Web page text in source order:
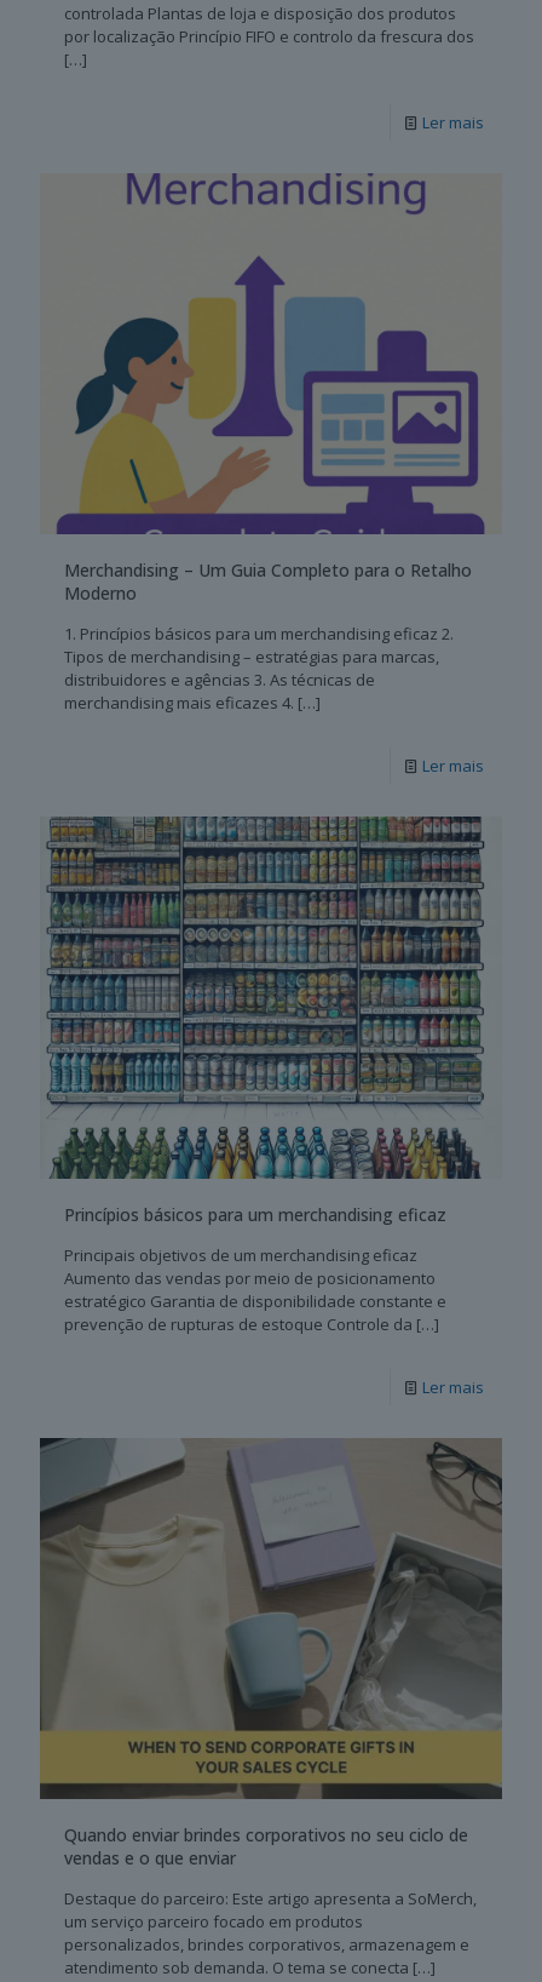
controlada Plantas de loja e disposição dos produtos
por localização Princípio FIFO e controlo da frescura dos
[…]
Ler mais
Merchandising – Um Guia Completo para o Retalho
Moderno
1. Princípios básicos para um merchandising eficaz 2.
Tipos de merchandising – estratégias para marcas,
distribuidores e agências 3. As técnicas de
merchandising mais eficazes 4. […]
Ler mais
Princípios básicos para um merchandising eficaz
Principais objetivos de um merchandising eficaz
Aumento das vendas por meio de posicionamento
estratégico Garantia de disponibilidade constante e
prevenção de rupturas de estoque Controle da […]
Ler mais
Quando enviar brindes corporativos no seu ciclo de
vendas e o que enviar
Destaque do parceiro: Este artigo apresenta a SoMerch,
um serviço parceiro focado em produtos
personalizados, brindes corporativos, armazenagem e
atendimento sob demanda. O tema se conecta […]